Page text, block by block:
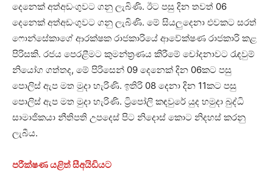
දෙනෙක් අත්අඩංගුවට ගනු ලැබිණි. ඊට පසු දින තවත් 06
දෙනෙක් අත්අඩංගුවට ගනු ලැබිණි. මේ සියලුදෙනා එවකට සරත්
ෆොන්සේකාගේ ආරක්ෂක රාජකාරියේ ආවේක්ෂණ රාජකාරි කළ
පිරිසකි. රජය පෙරළීමට කුමන්ත්‍රණය කිරීමේ චෝදනාවට රැඳවුම්
නියෝග ගත්තද, මේ පිරිසෙන් 09 දෙනෙක් දින 06කට පසු
පොලිස් ඇප මත මුදා හැරිණි. ඉතිරි 08 දෙනා දින 11කට පසු
පොලිස් ඇප මත මුදා හැරිණි. ට්‍රිපෝලි කඳවුරේ යුද හමුදා බුද්ධි
සාමාජිකයා නීතිපති උපදෙස් පිට නිදොස් කොට නිදහස් කරනු
ලැබීය.
පරීක්ෂණ යළිත් සීඅයිඩියට